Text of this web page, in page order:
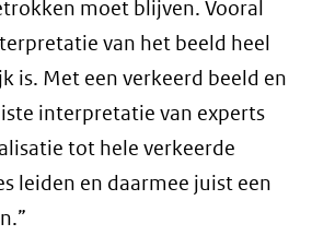
moet blijven. Vooral
van het beeld heel
is. Met een verkeerd beeld en
interpretatie van experts
tot hele verkeerde
leiden en daarmee juist een